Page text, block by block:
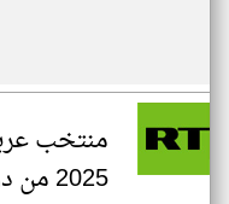
منتخب
2025 من دور المجموعات